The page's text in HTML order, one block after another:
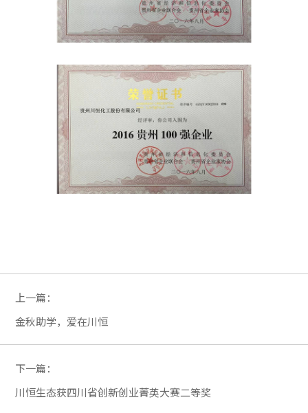
上一篇：
金秋助学，爱在川恒
下一篇：
川恒生态获四川省创新创业菁英大赛二等奖